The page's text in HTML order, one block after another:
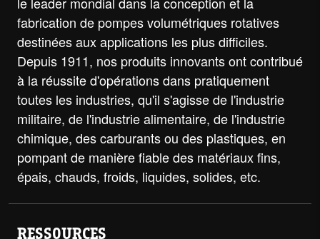
fabrication de pompes volumétriques rotatives
destinées aux applications les plus difficiles.
Depuis 1911, nos produits innovants ont contribué
à la réussite d'opérations dans pratiquement
toutes les industries, qu'il s'agisse de l'industrie
militaire, de l'industrie alimentaire, de l'industrie
chimique, des carburants ou des plastiques, en
pompant de manière fiable des matériaux fins,
épais, chauds, froids, liquides, solides, etc.
RESSOURCES